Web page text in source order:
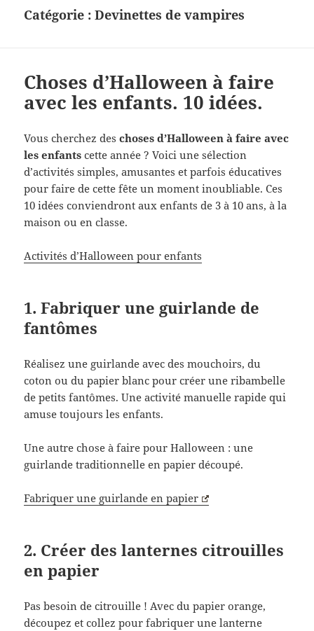
devinettes, pour enfants.
Catégorie :Devinettes de vampires
Choses d’Halloween à faire
avec les enfants. 10 idées.
Vous cherchez deschoses d’Halloween à faire avec
les enfants cette année ? Voici une sélection
d’activités simples, amusantes et parfois éducatives
pour faire de cette fête un moment inoubliable. Ces
10 idées conviendront aux enfants de 3 à 10 ans, à la
maison ou en classe.
Activités d’Halloween pour enfants
1. Fabriquer une guirlande de
fantômes
Réalisez une guirlande avec des mouchoirs, du
coton ou du papier blanc pour créer une ribambelle
de petits fantômes. Une activité manuelle rapide qui
amuse toujours les enfants.
Une autre chose à faire pour Halloween : une
guirlande traditionnelle en papier découpé.
Fabriquer une guirlande en papier
2. Créer des lanternes citrouilles
en papier
Pas besoin de citrouille ! Avec du papier orange,
découpez et collez pour fabriquer une lanterne